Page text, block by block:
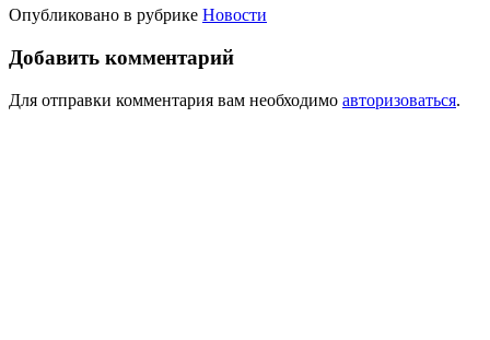
Опубликовано в рубрике Новости
Добавить комментарий
Для отправки комментария вам необходимо авторизоваться.